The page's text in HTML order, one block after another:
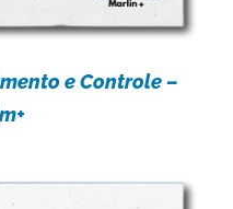
e Controle –